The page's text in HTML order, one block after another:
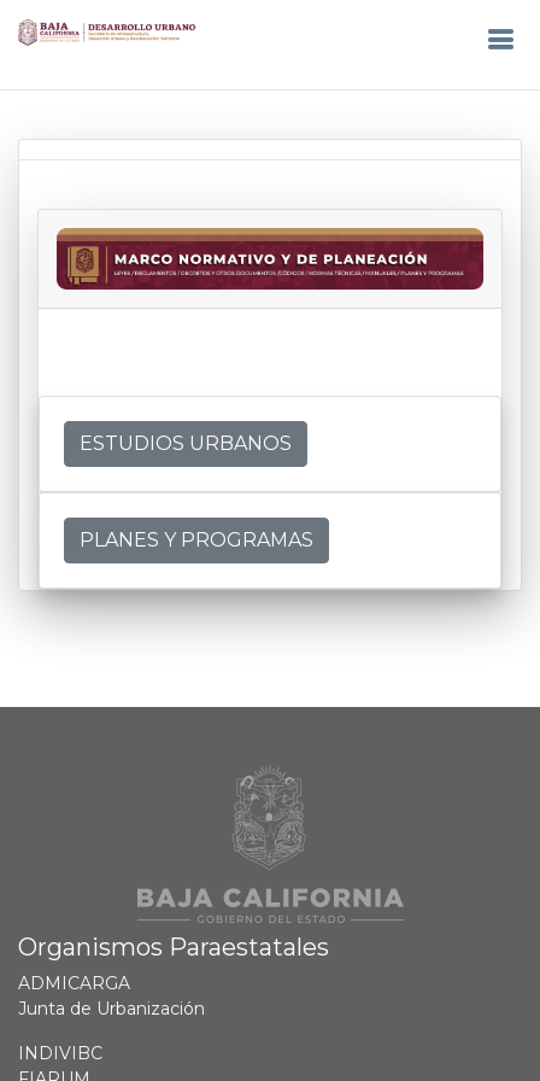
ESTUDIOS URBANOS
PLANES Y PROGRAMAS
Organismos Paraestatales
ADMICARGA
Junta de Urbanización
INDIVIBC